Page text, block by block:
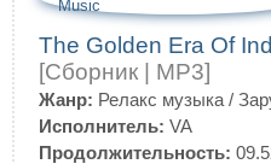
The Golden Era Of
[Сборник | MP3]
Жанр: Релакс музыка /
Исполнитель: VA
Продолжительность: